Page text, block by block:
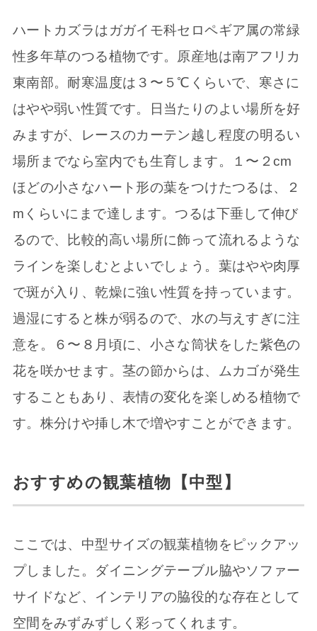
ハートカズラはガガイモ科セロペギア属の常緑
性多年草のつる植物です。原産地は南アフリカ
東南部。耐寒温度は３〜５℃くらいで、寒さに
はやや弱い性質です。日当たりのよい場所を好
みますが、レースのカーテン越し程度の明るい
場所までなら室内でも生育します。１〜２cm
ほどの小さなハート形の葉をつけたつるは、２
mくらいにまで達します。つるは下垂して伸び
るので、比較的高い場所に飾って流れるような
ラインを楽しむとよいでしょう。葉はやや肉厚
で斑が入り、乾燥に強い性質を持っています。
過湿にすると株が弱るので、水の与えすぎに注
意を。６〜８月頃に、小さな筒状をした紫色の
花を咲かせます。茎の節からは、ムカゴが発生
することもあり、表情の変化を楽しめる植物で
す。株分けや挿し木で増やすことができます。
おすすめの観葉植物【中型】
ここでは、中型サイズの観葉植物をピックアッ
プしました。ダイニングテーブル脇やソファー
サイドなど、インテリアの脇役的な存在として
空間をみずみずしく彩ってくれます。